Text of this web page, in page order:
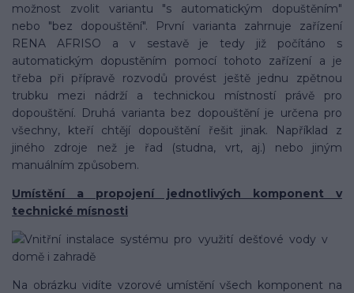
možnost zvolit variantu "s automatickým dopuštěním"
nebo "bez dopouštění". První varianta zahrnuje zařízení
RENA AFRISO a v sestavě je tedy již počítáno s
automatickým dopustěním pomocí tohoto zařízení a je
třeba při přípravě rozvodů provést ještě jednu zpětnou
trubku mezi nádrží a technickou místností právě pro
dopouštění. Druhá varianta bez dopouštění je určena pro
všechny, kteří chtějí dopouštění řešit jinak. Například z
jiného zdroje než je řad (studna, vrt, aj.) nebo jiným
manuálním způsobem.
Umístění a propojení jednotlivých komponent v
technické mísnosti
Na obrázku vidíte vzorové umístění všech komponent na